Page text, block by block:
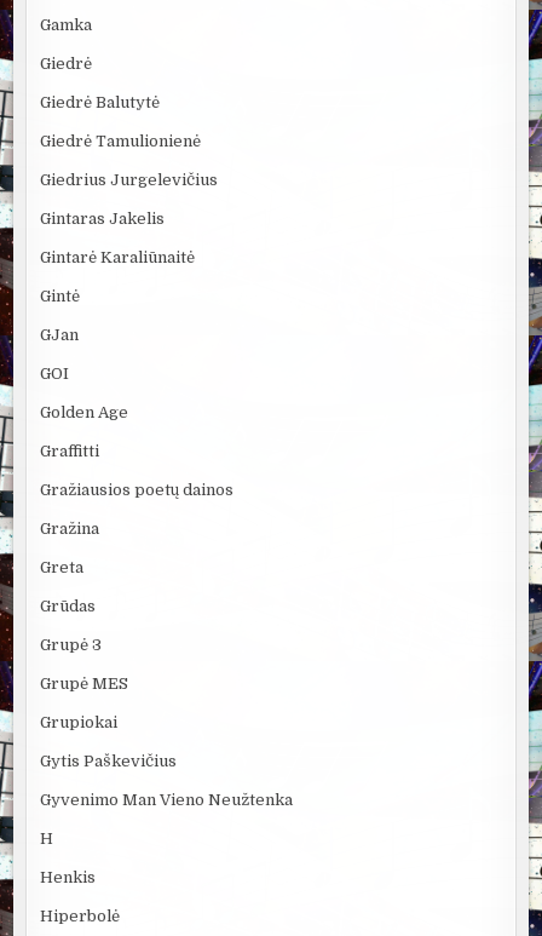
Gamka
Giedrė
Giedrė Balutytė
Giedrė Tamulionienė
Giedrius Jurgelevičius
Gintaras Jakelis
Gintarė Karaliūnaitė
Gintė
GJan
GOI
Golden Age
Graffitti
Gražiausios poetų dainos
Gražina
Greta
Grūdas
Grupė 3
Grupė MES
Grupiokai
Gytis Paškevičius
Gyvenimo Man Vieno Neužtenka
H
Henkis
Hiperbolė